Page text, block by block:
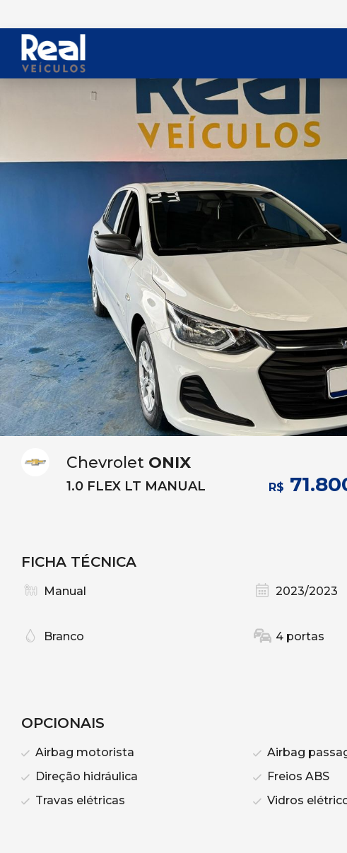
Chevrolet ONIX
1.0 FLEX LT MANUAL R$
FICHA TÉCNICA
Manual 2023/2023
Branco 4 portas
OPCIONAIS
Airbag motorista Airbag
Direção hidráulica
Freios ABS
Travas elétricas
Vidros